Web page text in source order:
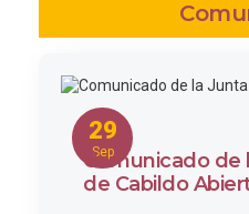
29
Sep
Comunicado de
de Cabildo